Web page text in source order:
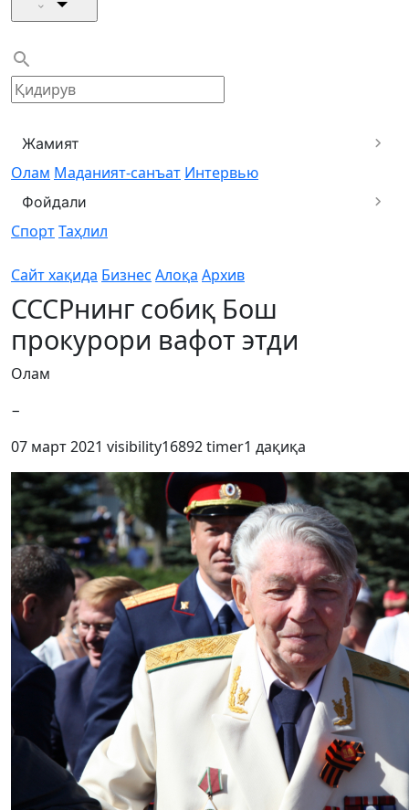
Жамият
Олам Маданият-санъат Интервью
Фойдали
СпортТаҳлил
Сайт хақида Бизнес Алоқа Архив
СССРнинг собиқ Бош
прокурори вафот этди
Олам
−
07 март 2021 visibility16892timer1 дақиқа